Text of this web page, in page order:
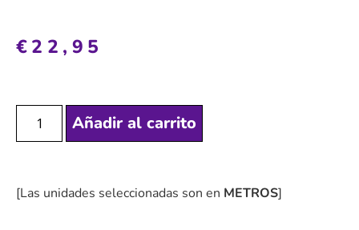
€22,95
Añadir al carrito
[Las unidades seleccionadas son en METROS]